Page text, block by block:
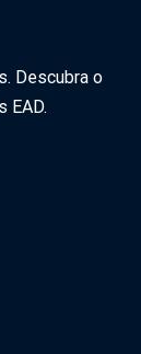
Descubra o
EAD.